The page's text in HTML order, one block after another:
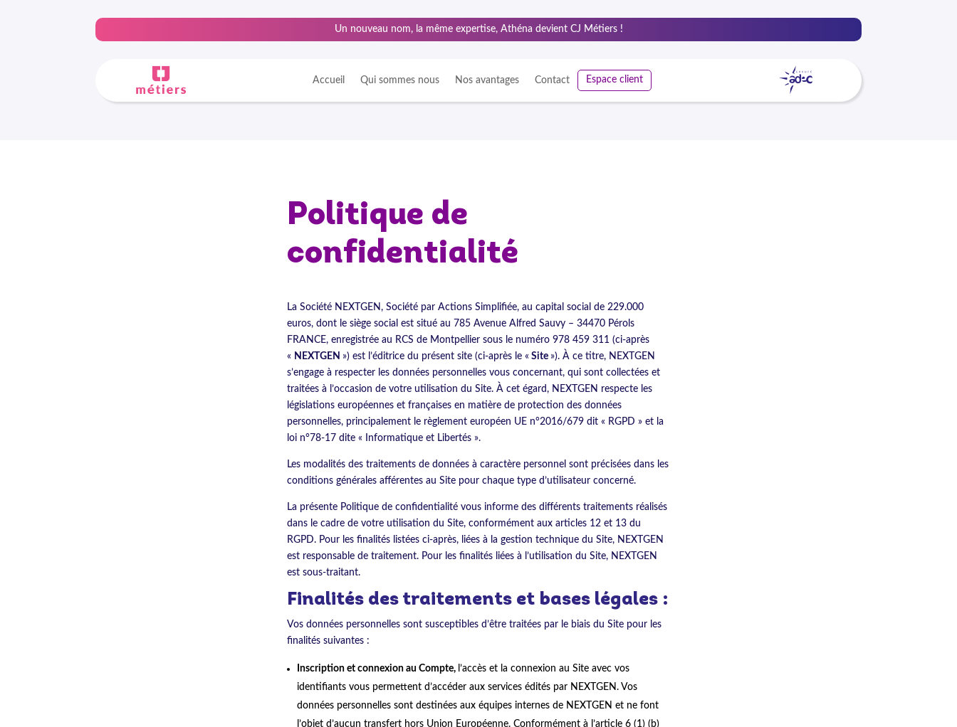
Un nouveau nom, la même expertise, Athéna devient CJ Métiers !
Accueil Qui sommes nous Nos avantages Contact Espace client
Politique de
confidentialité
La Société NEXTGEN, Société par Actions Simplifiée, au capital social de 229.000
euros, dont le siège social est situé au 785 Avenue Alfred Sauvy – 34470 Pérols
FRANCE, enregistrée au RCS de Montpellier sous le numéro 978 459 311 (ci-après
« NEXTGEN ») est l’éditrice du présent site (ci-après le « Site »). À ce titre, NEXTGEN
s’engage à respecter les données personnelles vous concernant, qui sont collectées et
traitées à l’occasion de votre utilisation du Site. À cet égard, NEXTGEN respecte les
législations européennes et françaises en matière de protection des données
personnelles, principalement le règlement européen UE n°2016/679 dit « RGPD » et la
loi n°78-17 dite « Informatique et Libertés ».
Les modalités des traitements de données à caractère personnel sont précisées dans les
conditions générales afférentes au Site pour chaque type d’utilisateur concerné.
La présente Politique de confidentialité vous informe des différents traitements réalisés
dans le cadre de votre utilisation du Site, conformément aux articles 12 et 13 du
RGPD. Pour les finalités listées ci-après, liées à la gestion technique du Site, NEXTGEN
est responsable de traitement. Pour les finalités liées à l’utilisation du Site, NEXTGEN
est sous-traitant.
Finalités des traitements et bases légales :
Vos données personnelles sont susceptibles d’être traitées par le biais du Site pour les
finalités suivantes :
Inscription et connexion au Compte, l’accès et la connexion au Site avec vos
identifiants vous permettent d’accéder aux services édités par NEXTGEN. Vos
données personnelles sont destinées aux équipes internes de NEXTGEN et ne font
l’objet d’aucun transfert hors Union Européenne. Conformément à l’article 6 (1) (b)